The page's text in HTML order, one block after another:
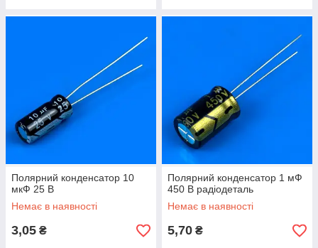
Полярний конденсатор 10
мкФ 25 В
Немає в наявності
3,05 ₴
Полярний конденсатор 1 мФ
450 В радіодеталь
Немає в наявності
5,70 ₴